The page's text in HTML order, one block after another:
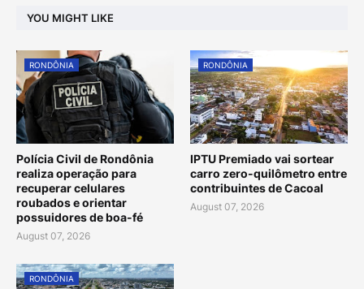
YOU MIGHT LIKE
RONDÔNIA
Polícia Civil de Rondônia
realiza operação para
recuperar celulares
roubados e orientar
possuidores de boa-fé
August 07, 2026
RONDÔNIA
IPTU Premiado vai sortear
carro zero-quilômetro entre
contribuintes de Cacoal
August 07, 2026
RONDÔNIA